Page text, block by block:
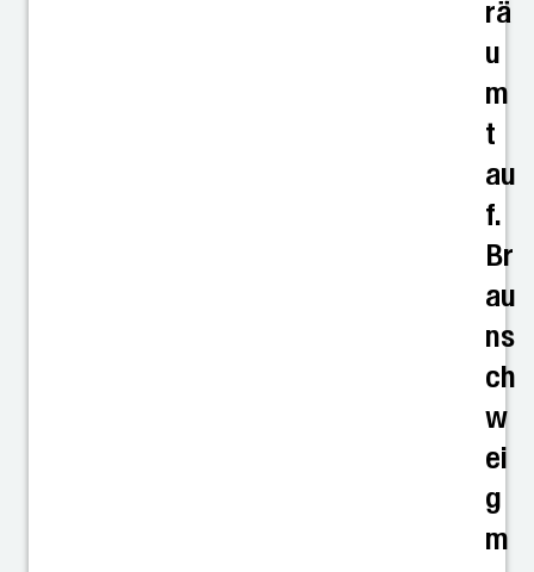
rä
u
m
t
au
f.
Br
au
ns
ch
w
ei
g
m